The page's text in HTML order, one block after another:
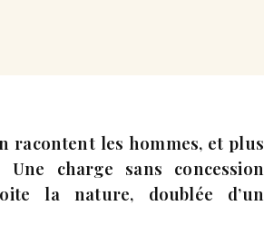
racontent les hommes, et plus
charge sans concession
la nature, doublée d’un